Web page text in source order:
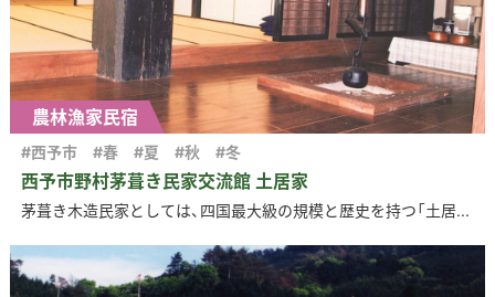
農林漁家民宿
西予市野村茅葺き民家交流館 土居家
#西予市 #春 #夏 #秋 #冬
茅葺き木造民家としては、四国最大級の規模と歴史を持つ「土居...